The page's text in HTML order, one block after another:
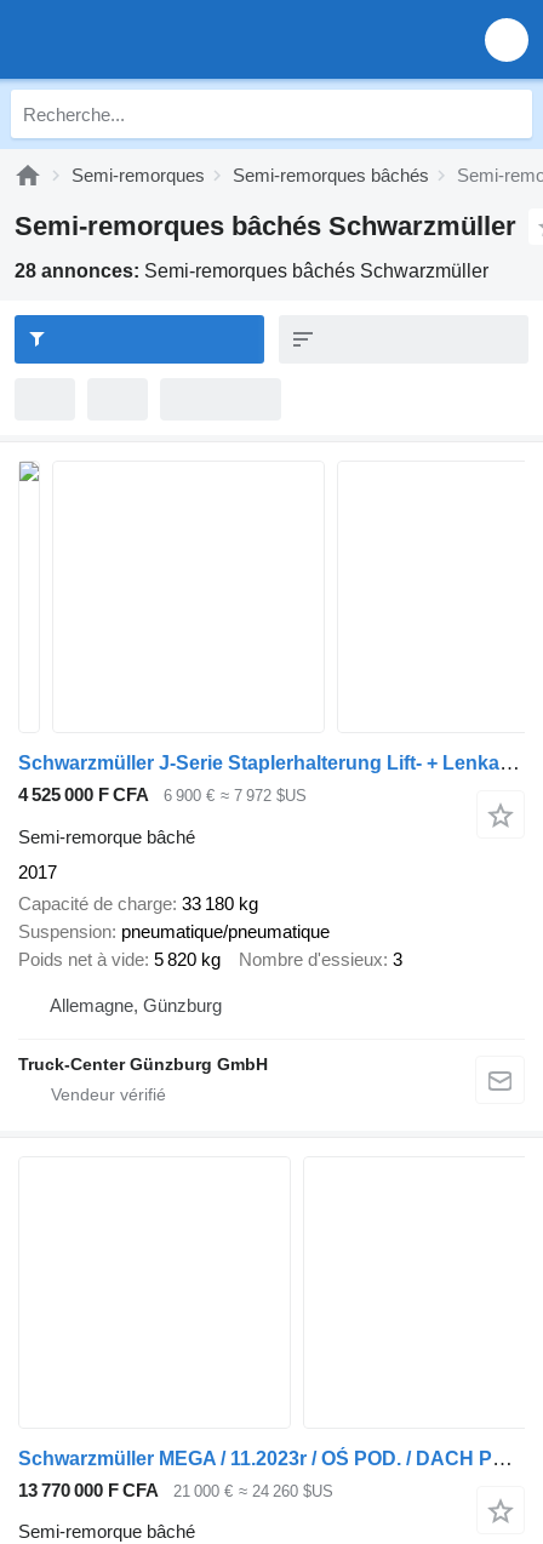
Semi-remorques Semi-remorques bâchés Semi-
Semi-remorques bâchés Schwarzmüller
28 annonces: Semi-remorques bâchés Schwarzmüller
Schwarzmüller J-Serie Staplerhalterung Lift- + Lenkachse
4 525 000 F CFA 6 900 € ≈ 7 972 $US
Semi-remorque bâché
2017
Capacité de charge 33 180 kg
Suspension pneumatique/pneumatique
Poids net à vide 5 820 kg Nombre d'essieux 3
Allemagne, Günzburg
Truck-Center Günzburg GmbH
Schwarzmüller MEGA / 11.2023r / OŚ POD. / DACH POD. / CODE XL / 1486
13 770 000 F CFA 21 000 € ≈ 24 260 $US
Semi-remorque bâché